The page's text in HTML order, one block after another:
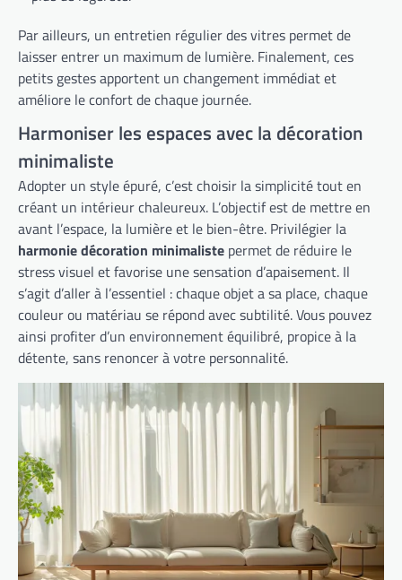
Par ailleurs, un entretien régulier des vitres permet de
laisser entrer un maximum de lumière. Finalement, ces
petits gestes apportent un changement immédiat et
améliore le confort de chaque journée.
Harmoniser les espaces avec la décoration
minimaliste
Adopter un style épuré, c’est choisir la simplicité tout en
créant un intérieur chaleureux. L’objectif est de mettre en
avant l’espace, la lumière et le bien-être. Privilégier la
harmonie décoration minimaliste permet de réduire le
stress visuel et favorise une sensation d’apaisement. Il
s’agit d’aller à l’essentiel : chaque objet a sa place, chaque
couleur ou matériau se répond avec subtilité. Vous pouvez
ainsi profiter d’un environnement équilibré, propice à la
détente, sans renoncer à votre personnalité.